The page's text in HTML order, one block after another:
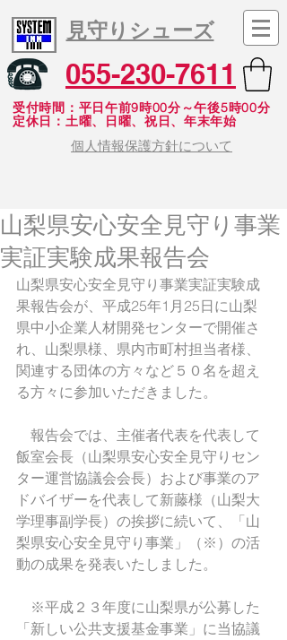
見守りシューズ
055-230-7611
受付時間：平日午前9時00分～午後5時00分
​定休日：土曜、日曜、祝日、年末年始
個人情報保護方針について
山梨県安心安全見守り事業
実証実験成果報告会
山梨県安心安全見守り事業実証実験成
果報告会が、平成25年1月25日に山梨
県中小企業人材開発センターで開催さ
れ、山梨県様、県内市町村担当者様、
関連する団体の方々など５０名を超え
る方々に参加いただきました。
報告会では、主催者代表を代表して
飯室会長（山梨県安心安全見守りセン
ター運営協議会会長）および事業のア
ドバイザーを代表して新藤様（山梨大
学理事副学長）の挨拶に続いて、「山
梨県安心安全見守り事業」（※）の活
動の成果を発表いたしました。
※平成２３年度に山梨県が公募した
「新しい公共支援基金事業」に当協議